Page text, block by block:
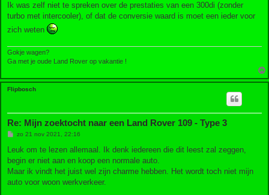
Ik was zelf niet te spreken over de prestaties van een 300di (zonder
turbo met intercooler), of dat de conversie waard is moet een ieder voor
zich weten
Gokje wagen?
Ga met je oude Land Rover op vakantie !
Flipbosch
Re: Mijn zoektocht naar een Land Rover 109 - Type 3
B
r
c
h
zo 21 nov 2021, 22:16
Leuk om te lezen allemaal. Ik denk iedereen die dit leest zal zeggen,
begin er niet aan en koop een normale auto.
Maar ik vindt het juist wel zijn charme hebben. Het wordt toch niet mijn
auto voor woon werkverkeer.